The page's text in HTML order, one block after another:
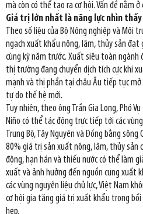
mà còn có thể tạo ra cơ hội. Vấn đề nằm
Giá trị lớn nhất là năng lực nhìn
Theo số liệu của Bộ Nông nghiệp và Môi
ngạch xuất khẩu nông, lâm, thủy sản đạt
cùng kỳ năm trước. Xuất siêu toàn ngành
thị trường đang chuyển dịch tích cực khi
mạnh và thị phần tại châu Âu tiếp tục
tự do thế hệ mới.
Tuy nhiên, theo ông Trần Gia Long, Phó
Niño có thể tác động trực tiếp tới các
Trung Bộ, Tây Nguyên và Đồng bằng sông
80% giá trị sản xuất nông, lâm, thủy sản
động, hạn hán và thiếu nước có thể làm
xuất và ảnh hưởng đến nguồn cung xuất
các vùng nguyên liệu chủ lực, Việt Nam
cơ hội gia tăng giá trị xuất khẩu trong
hẹp.